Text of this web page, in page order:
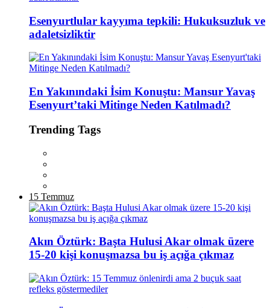
Esenyurtlular kayyıma tepkili: Hukuksuzluk ve
adaletsizliktir
En Yakınındaki İsim Konuştu: Mansur Yavaş
Esenyurt’taki Mitinge Neden Katılmadı?
Trending Tags
15 Temmuz
Akın Öztürk: Başta Hulusi Akar olmak üzere
15-20 kişi konuşmazsa bu iş açığa çıkmaz